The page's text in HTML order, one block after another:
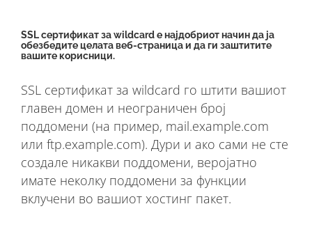
SSL сертификат за wildcard е најдобриот начин да ја
обезбедите целата веб-страница и да ги заштитите
вашите корисници.
SSL сертификат за wildcard го штити вашиот
главен домен и неограничен број
поддомени (на пример, mail.example.com
или ftp.example.com). Дури и ако сами не сте
создале никакви поддомени, веројатно
имате неколку поддомени за функции
вклучени во вашиот хостинг пакет.